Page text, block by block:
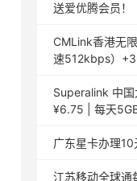
送爱优腾会员！
CMLink香港无
速512kbps）
Superalink 中
¥6.75 | 每天
广东星卡办理
江苏移动全球